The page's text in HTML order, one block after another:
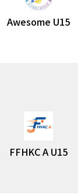
Awesome U15
FFHKC A U15